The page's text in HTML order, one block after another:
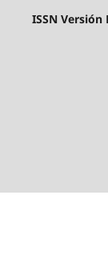
ISSN Versión